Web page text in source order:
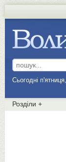
Сьогодні
Розділи +